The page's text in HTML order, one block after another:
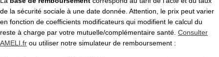
de la sécurité sociale à une date donnée. Attention, le prix peut varier
en fonction de coefficients modificateurs qui modifient le calcul du
reste à charge par votre mutuelle/complémentaire santé. Consulter
AMELI.fr ou utiliser notre simulateur de remboursement :